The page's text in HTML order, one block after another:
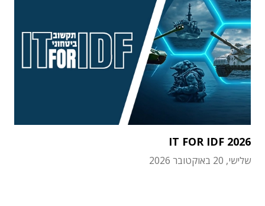
IT FOR IDF 2026
שלישי, 20 באוקטובר 2026